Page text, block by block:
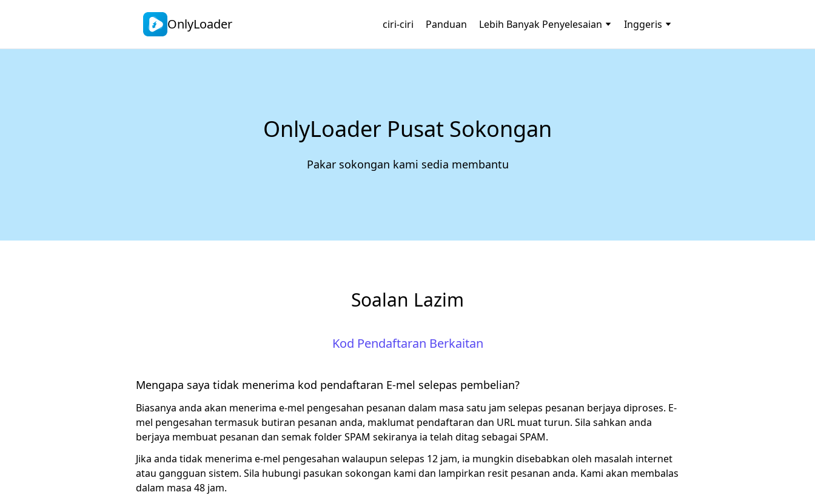
OnlyLoader ciri-ciri Panduan Lebih Banyak Penyelesaian Inggeris
OnlyLoader Pusat Sokongan
Pakar sokongan kami sedia membantu
Soalan Lazim
Kod Pendaftaran Berkaitan
Mengapa saya tidak menerima kod pendaftaran E-mel selepas pembelian?
Biasanya anda akan menerima e-mel pengesahan pesanan dalam masa satu jam selepas pesanan berjaya diproses. E-
mel pengesahan termasuk butiran pesanan anda, maklumat pendaftaran dan URL muat turun. Sila sahkan anda
berjaya membuat pesanan dan semak folder SPAM sekiranya ia telah ditag sebagai SPAM.
Jika anda tidak menerima e-mel pengesahan walaupun selepas 12 jam, ia mungkin disebabkan oleh masalah internet
atau gangguan sistem. Sila hubungi pasukan sokongan kami dan lampirkan resit pesanan anda. Kami akan membalas
dalam masa 48 jam.